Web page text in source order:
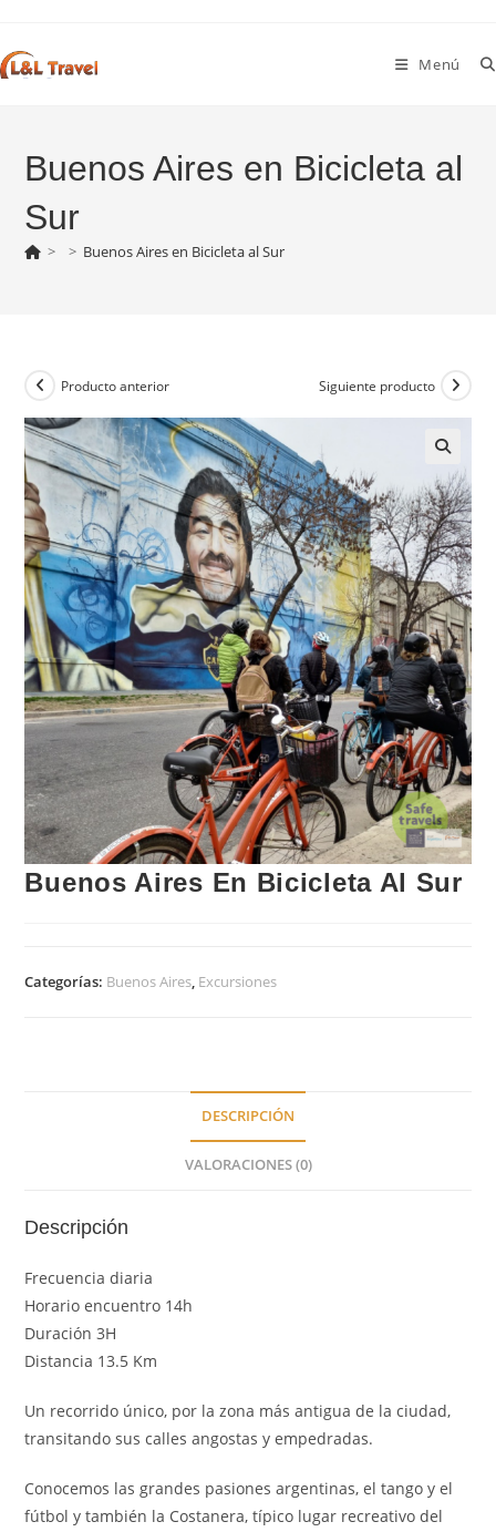
contenido
Menú
Buenos Aires en Bicicleta al
Sur
> > Buenos Aires en Bicicleta al Sur
Producto anterior Siguiente producto
Buenos Aires En Bicicleta Al Sur
Categorías: Buenos Aires, Excursiones
DESCRIPCIÓN
VALORACIONES (0)
Descripción
Frecuencia diaria
Horario encuentro 14h
Duración 3H
Distancia 13.5 Km
Un recorrido único, por la zona más antigua de la ciudad,
transitando sus calles angostas y empedradas.
Conocemos las grandes pasiones argentinas, el tango y el
fútbol y también la Costanera, típico lugar recreativo del